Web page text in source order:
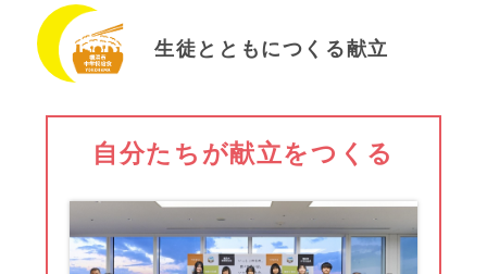
生徒とともにつくる献立
自分たちが献立をつくる